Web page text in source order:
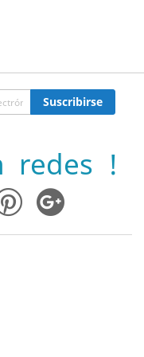
Suscribirse
redes !